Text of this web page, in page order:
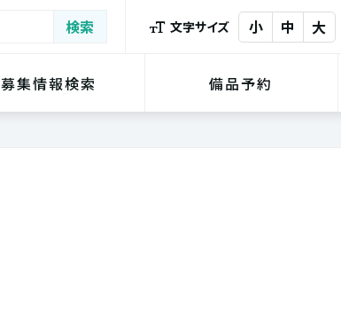
文字サイズ 小 中 大
募集情報検索 備品予約